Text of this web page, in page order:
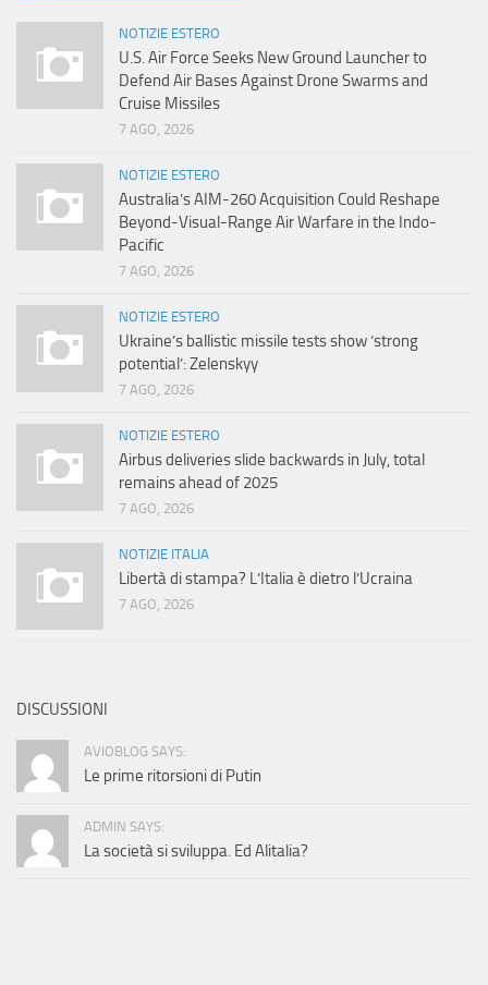
NOTIZIE ESTERO
U.S. Air Force Seeks New Ground Launcher to
Defend Air Bases Against Drone Swarms and
Cruise Missiles
7 AGO, 2026
NOTIZIE ESTERO
Australia’s AIM-260 Acquisition Could Reshape
Beyond-Visual-Range Air Warfare in the Indo-
Pacific
7 AGO, 2026
NOTIZIE ESTERO
Ukraine’s ballistic missile tests show ‘strong
potential’: Zelenskyy
7 AGO, 2026
NOTIZIE ESTERO
Airbus deliveries slide backwards in July, total
remains ahead of 2025
7 AGO, 2026
NOTIZIE ITALIA
Libertà di stampa? L’Italia è dietro l’Ucraina
7 AGO, 2026
DISCUSSIONI
AVIOBLOG SAYS:
Le prime ritorsioni di Putin
ADMIN SAYS:
La società si sviluppa. Ed Alitalia?